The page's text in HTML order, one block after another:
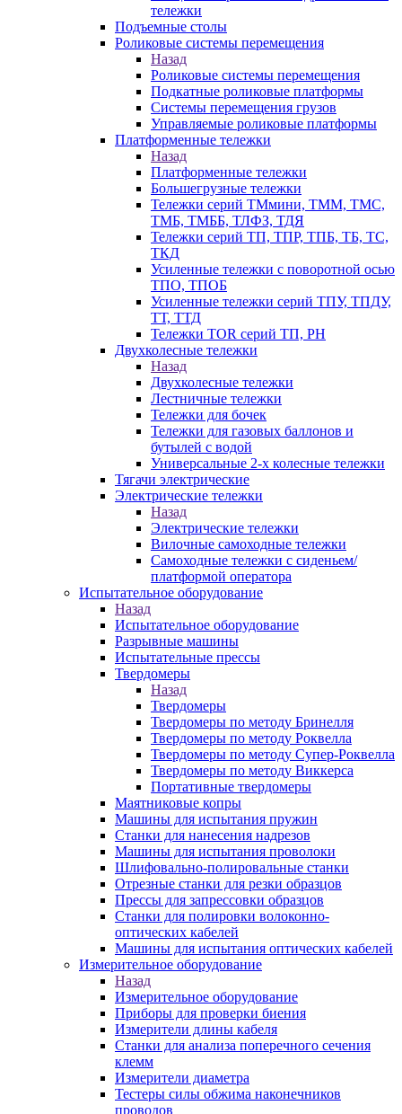
тележки
Подъемные столы
Роликовые системы перемещения
Назад
Роликовые системы перемещения
Подкатные роликовые платформы
Системы перемещения грузов
Управляемые роликовые платформы
Платформенные тележки
Назад
Платформенные тележки
Большегрузные тележки
Тележки серий ТМмини, ТММ, ТМС,
ТМБ, ТМББ, ТЛФЗ, ТДЯ
Тележки серий ТП, ТПР, ТПБ, ТБ, ТС,
ТКД
Усиленные тележки с поворотной осью
ТПО, ТПОБ
Усиленные тележки серий ТПУ, ТПДУ,
ТТ, ТТД
Тележки TOR серий ТП, PH
Двухколесные тележки
Назад
Двухколесные тележки
Лестничные тележки
Тележки для бочек
Тележки для газовых баллонов и
бутылей с водой
Универсальные 2-х колесные тележки
Тягачи электрические
Электрические тележки
Назад
Электрические тележки
Вилочные самоходные тележки
Самоходные тележки с сиденьем/
платформой оператора
Испытательное оборудование
Назад
Испытательное оборудование
Разрывные машины
Испытательные прессы
Твердомеры
Назад
Твердомеры
Твердомеры по методу Бринелля
Твердомеры по методу Роквелла
Твердомеры по методу Супер-Роквелла
Твердомеры по методу Виккерса
Портативные твердомеры
Маятниковые копры
Машины для испытания пружин
Станки для нанесения надрезов
Машины для испытания проволоки
Шлифовально-полировальные станки
Отрезные станки для резки образцов
Прессы для запрессовки образцов
Станки для полировки волоконно-
оптических кабелей
Машины для испытания оптических кабелей
Измерительное оборудование
Назад
Измерительное оборудование
Приборы для проверки биения
Измерители длины кабеля
Станки для анализа поперечного сечения
клемм
Измерители диаметра
Тестеры силы обжима наконечников
проводов